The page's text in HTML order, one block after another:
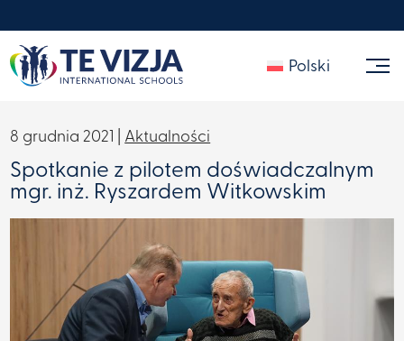
Polski
8 grudnia 2021 | Aktualności
Spotkanie z pilotem doświadczalnym
mgr. inż. Ryszardem Witkowskim